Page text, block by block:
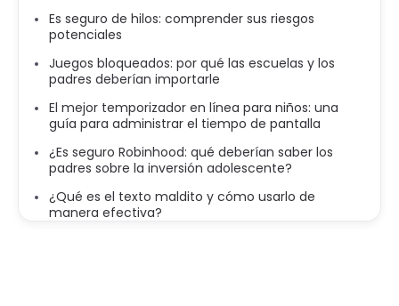
Es seguro de hilos: comprender sus riesgos
potenciales
Juegos bloqueados: por qué las escuelas y los
padres deberían importarle
El mejor temporizador en línea para niños: una
guía para administrar el tiempo de pantalla
¿Es seguro Robinhood: qué deberían saber los
padres sobre la inversión adolescente?
¿Qué es el texto maldito y cómo usarlo de
manera efectiva?